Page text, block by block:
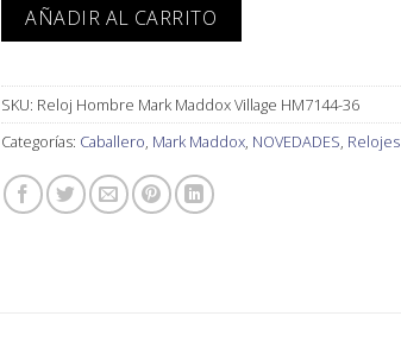
AÑADIR AL CARRITO
SKU: Reloj Hombre Mark Maddox Village HM7144-36
Categorías: Caballero, Mark Maddox, NOVEDADES, Relojes